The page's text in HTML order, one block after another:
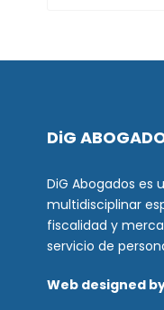
DiG
DiG Abogados es
multidisciplinar
fiscalidad y
servicio de
Web designed